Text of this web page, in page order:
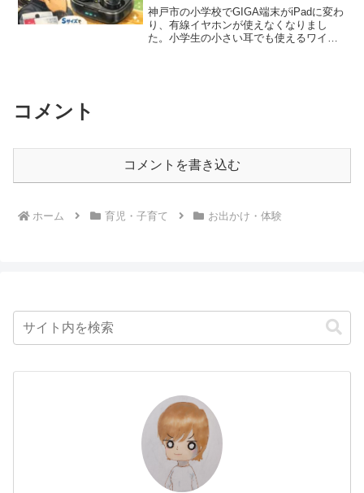
ー
神戸市の小学校でGIGA端末がiPadに変わ
り、有線イヤホンが使えなくなりまし
た。小学生の小さい耳でも使えるワイヤ
コメント
コメントを書き込む
ホーム 育児・子育て お出かけ・体験